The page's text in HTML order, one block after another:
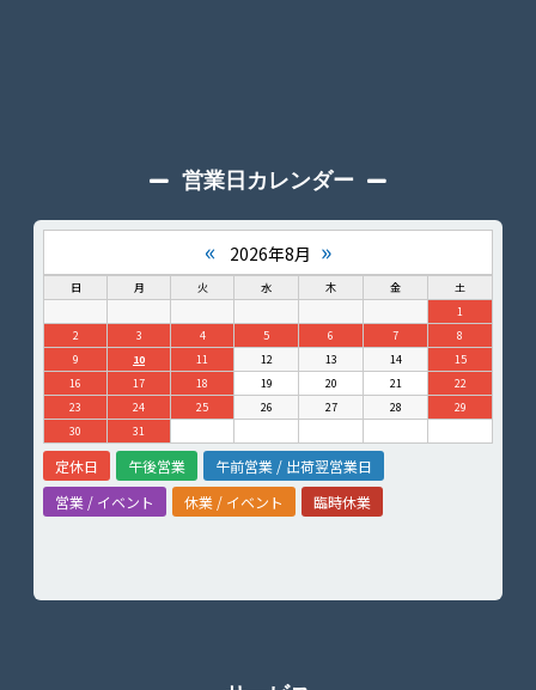
営業日カレンダー
« 2026年8月 »
日 月 火 水 木 金
土
1
2
3 4 5 6 7
8
9
10 11 12 13 14
15
16
17 18 19 20 21
22
23
24 25 26 27 28
29
30
31
定休日 午後営業
午前営業 / 出荷翌営業日
営業 / イベント
休業 / イベント 臨時休業